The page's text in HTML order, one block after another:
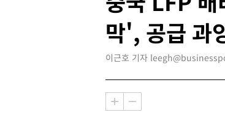
막', 공급 과
이근호 기자